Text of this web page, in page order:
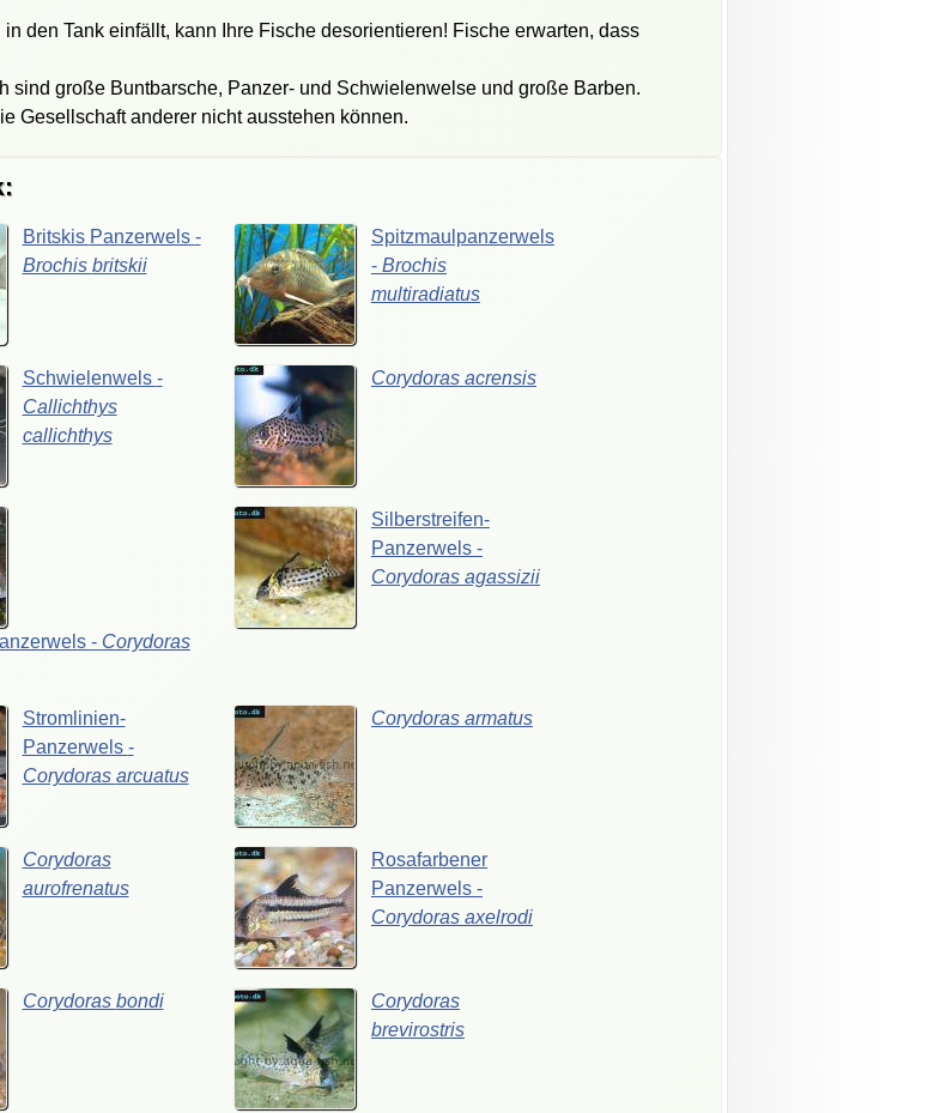
den Tank einfällt, kann Ihre Fische desorientieren! Fische erwarten, dass
sind große Buntbarsche, Panzer- und Schwielenwelse und große Barben.
Gesellschaft anderer nicht ausstehen können.
Britskis Panzerwels -
Brochis britskii
Spitzmaulpanzerwels
- Brochis
multiradiatus
Schwielenwels -
Callichthys
callichthys
Corydoras acrensis
- Corydoras
Silberstreifen-
Panzerwels -
Corydoras agassizii
Stromlinien-
Panzerwels -
Corydoras arcuatus
Corydoras armatus
Corydoras
aurofrenatus
Rosafarbener
Panzerwels -
Corydoras axelrodi
Corydoras bondi
Corydoras
brevirostris